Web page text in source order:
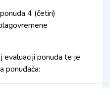
4 (četiri)
evaluaciji ponuda te je
ponuđača: